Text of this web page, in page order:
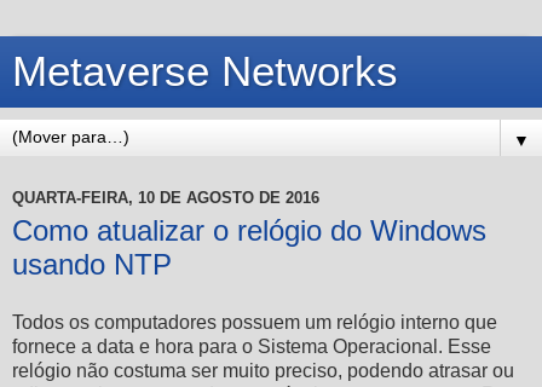
Metaverse Networks
▼
QUARTA-FEIRA, 10 DE AGOSTO DE 2016
Como atualizar o relógio do Windows
usando NTP
Todos os computadores possuem um relógio interno que
fornece a data e hora para o Sistema Operacional. Esse
relógio não costuma ser muito preciso, podendo atrasar ou